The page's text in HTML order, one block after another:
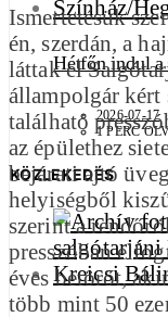
Hétfőn indul
2026-07-17
1 PERC
KÖZLEKEDÉS
Ismertetésük
én, szerdán, a
láttak el
állampolgár kért
található
az épülethez
bejárati ajtó
helyiségből
szerint a
presszóban
éves betörőt,
több mint 50